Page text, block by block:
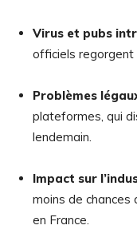
Virus et pubs
officiels
Problèmes
plateformes, qui
lendemain.
Impact sur
moins de
en France.